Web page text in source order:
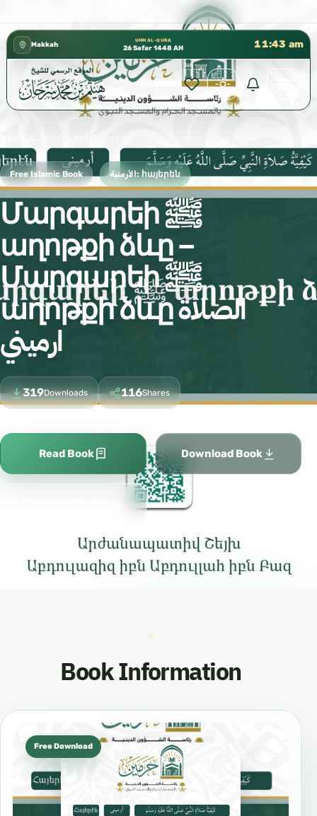
Makkah
UMM AL-QURA
26 Safar 1448 AH 11:43 am
Free Islamic Book الأرمنية: հայերեն
Մարգարեի ﷺ
աղոթքի ձևը –
Մարգարեի ﷺ
աղոթքի ձևը الصلاة
ارميني
319Downloads 116Shares
Read Book Download Book
Book Information
Free Download